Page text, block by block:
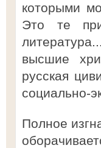
которыми
Это те
высшие
русская
социально-
Полное